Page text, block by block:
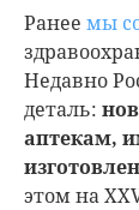
Ранее мы
Недавно
деталь:
аптекам,
этом на